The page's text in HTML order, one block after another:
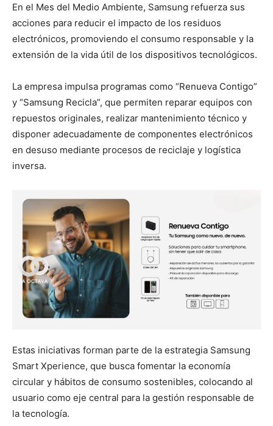
En el Mes del Medio Ambiente, Samsung refuerza sus
acciones para reducir el impacto de los residuos
electrónicos, promoviendo el consumo responsable y la
extensión de la vida útil de los dispositivos tecnológicos.
La empresa impulsa programas como “Renueva Contigo”
y “Samsung Recicla”, que permiten reparar equipos con
repuestos originales, realizar mantenimiento técnico y
disponer adecuadamente de componentes electrónicos
en desuso mediante procesos de reciclaje y logística
inversa.
Estas iniciativas forman parte de la estrategia Samsung
Smart Xperience, que busca fomentar la economía
circular y hábitos de consumo sostenibles, colocando al
usuario como eje central para la gestión responsable de
la tecnología.